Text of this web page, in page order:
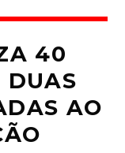
40
DUAS
AO